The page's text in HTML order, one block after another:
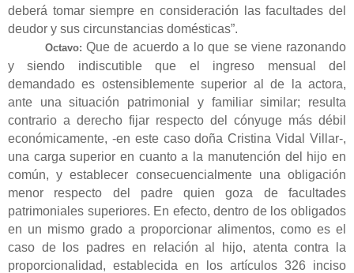
deberá tomar siempre en consideración las facultades del
deudor y sus circunstancias domésticas”.
Octavo: Que de acuerdo a lo que se viene razonando
y siendo indiscutible que el ingreso mensual del
demandado es ostensiblemente superior al de la actora,
ante una situación patrimonial y familiar similar; resulta
contrario a derecho fijar respecto del cónyuge más débil
económicamente, -en este caso doña Cristina Vidal Villar-,
una carga superior en cuanto a la manutención del hijo en
común, y establecer consecuencialmente una obligación
menor respecto del padre quien goza de facultades
patrimoniales superiores. En efecto, dentro de los obligados
en un mismo grado a proporcionar alimentos, como es el
caso de los padres en relación al hijo, atenta contra la
proporcionalidad, establecida en los artículos 326 inciso